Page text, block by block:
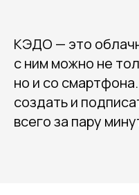
КЭДО — это
с ним можно не
но и со
создать и
всего за пару